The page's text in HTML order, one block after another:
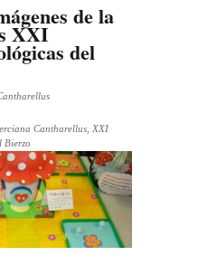
de la
XXI
del
Cantharellus XXI
Bierzo